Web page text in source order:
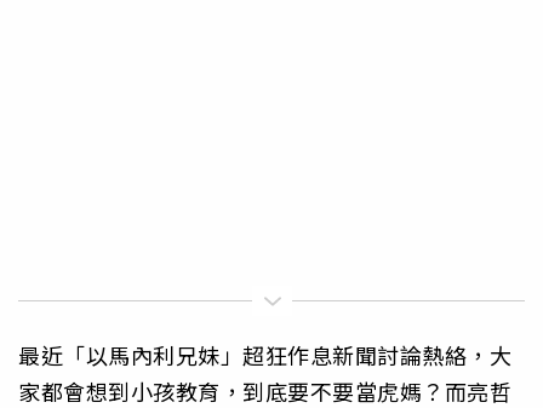
最近「以馬內利兄妹」超狂作息新聞討論熱絡，大
家都會想到小孩教育，到底要不要當虎媽？而亮哲